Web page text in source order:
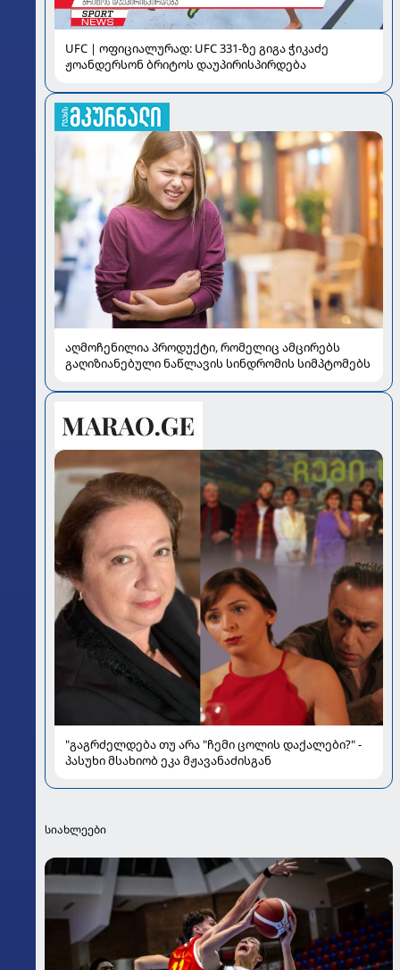
UFC | ოფიციალურად: UFC 331-ზე გიგა ჭიკაძე
ჟოანდერსონ ბრიტოს დაუპირისპირდება
აღმოჩენილია პროდუქტი, რომელიც ამცირებს
გაღიზიანებული ნაწლავის სინდრომის სიმპტომებს
"გაგრძელდება თუ არა "ჩემი ცოლის დაქალები?" -
პასუხი მსახიობ ეკა მჟავანაძისგან
სიახლეები